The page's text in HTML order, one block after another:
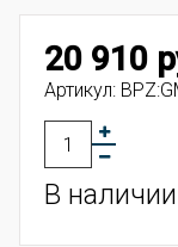
20 910
Артикул:
В наличии